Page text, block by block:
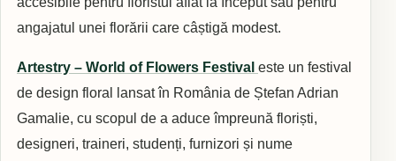
angajatul unei florării care câștigă modest.
Artestry – World of Flowers Festival este un festival
de design floral lansat în România de Ștefan Adrian
Gamalie, cu scopul de a aduce împreună floriști,
designeri, traineri, studenți, furnizori și nume